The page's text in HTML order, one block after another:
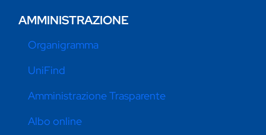
AMMINISTRAZIONE
Organigramma
UniFind
Amministrazione Trasparente
Albo online